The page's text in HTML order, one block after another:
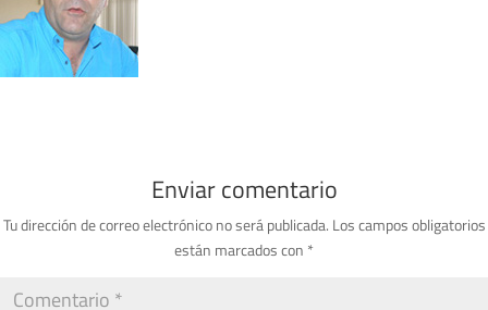
Enviar comentario
Tu dirección de correo electrónico no será publicada. Los campos obligatorios
están marcados con *